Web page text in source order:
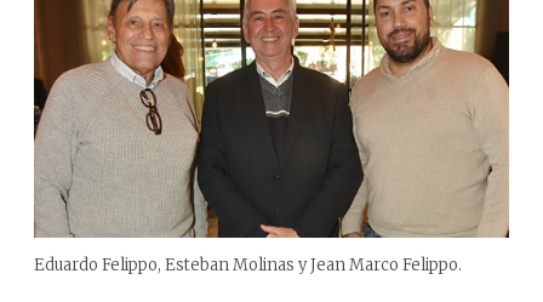
Eduardo Felippo, Esteban Molinas y Jean Marco Felippo.